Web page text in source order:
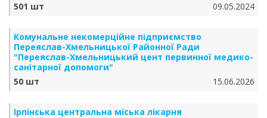
501 шт
09.05.2024
Комунальне некомерційне підприємство
Переяслав-Хмельницької Районної Ради
"Переяслав-Хмельницький цент первинної медико-
санітарної допомоги"
50 шт
15.06.2026
Ірпінська центральна міська лікарня